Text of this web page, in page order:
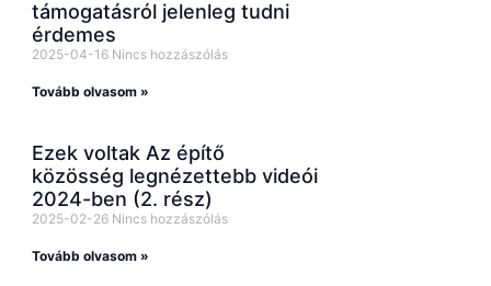
támogatásról jelenleg tudni
érdemes
2025-04-16 Nincs hozzászólás
Tovább olvasom »
Ezek voltak Az építő
közösség legnézettebb videói
2024-ben (2. rész)
2025-02-26 Nincs hozzászólás
Tovább olvasom »